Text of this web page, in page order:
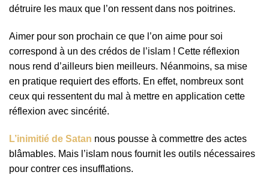
détruire les maux que l’on ressent dans nos poitrines.
Aimer pour son prochain ce que l’on aime pour soi
correspond à un des crédos de l’islam ! Cette réflexion
nous rend d’ailleurs bien meilleurs. Néanmoins, sa mise
en pratique requiert des efforts. En effet, nombreux sont
ceux qui ressentent du mal à mettre en application cette
réflexion avec sincérité.
L’inimitié de Satan nous pousse à commettre des actes
blâmables. Mais l’islam nous fournit les outils nécessaires
pour contrer ces insufflations.